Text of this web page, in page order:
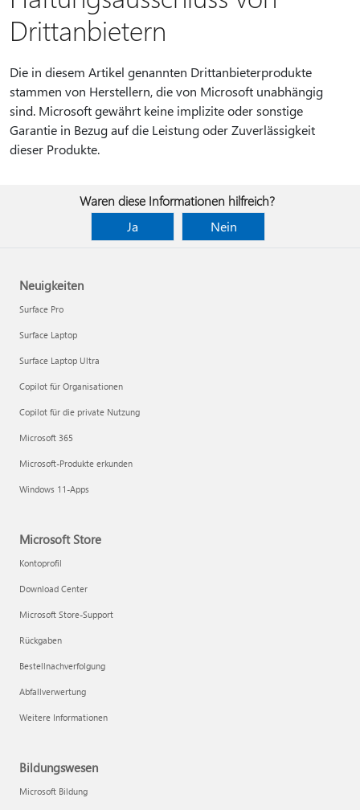
Drittanbietern
Die in diesem Artikel genannten Drittanbieterprodukte
stammen von Herstellern, die von Microsoft unabhängig
sind. Microsoft gewährt keine implizite oder sonstige
Garantie in Bezug auf die Leistung oder Zuverlässigkeit
dieser Produkte.
Waren diese Informationen hilfreich?
Ja
Nein
Neuigkeiten
Surface Pro
Surface Laptop
Surface Laptop Ultra
Copilot für Organisationen
Copilot für die private Nutzung
Microsoft 365
Microsoft-Produkte erkunden
Windows 11-Apps
Microsoft Store
Kontoprofil
Download Center
Microsoft Store-Support
Rückgaben
Bestellnachverfolgung
Abfallverwertung
Weitere Informationen
Bildungswesen
Microsoft Bildung